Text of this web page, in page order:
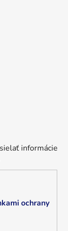
informácie
ochrany